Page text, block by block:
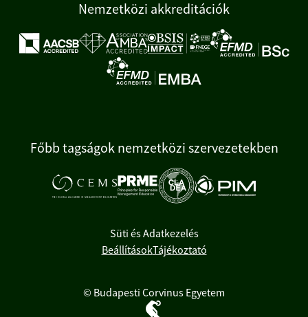
Nemzetközi akkreditációk
Főbb tagságok nemzetközi szervezetekben
Süti és Adatkezelés
BeállításokTájékoztató
© Budapesti Corvinus Egyetem